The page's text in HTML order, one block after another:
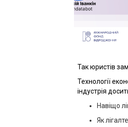
Так юристів
Технології
індустрія
Навіщо
Як